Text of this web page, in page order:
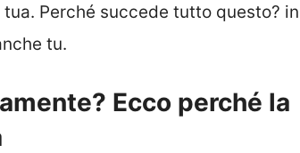
Perché succede tutto questo? in
tu.
Ecco perché la